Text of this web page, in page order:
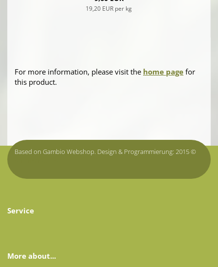
19,20 EUR per kg
For more information, please visit the home page for
this product.
Based on Gambio Webshop. Design & Programmierung: 2015 ©
Service
More about...